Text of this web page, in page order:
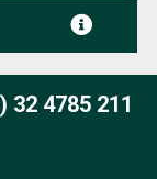
4785 211